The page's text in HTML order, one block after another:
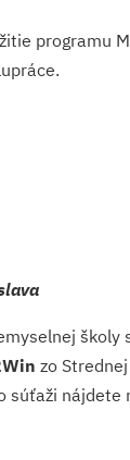
programu
zo
súťaži nájdete